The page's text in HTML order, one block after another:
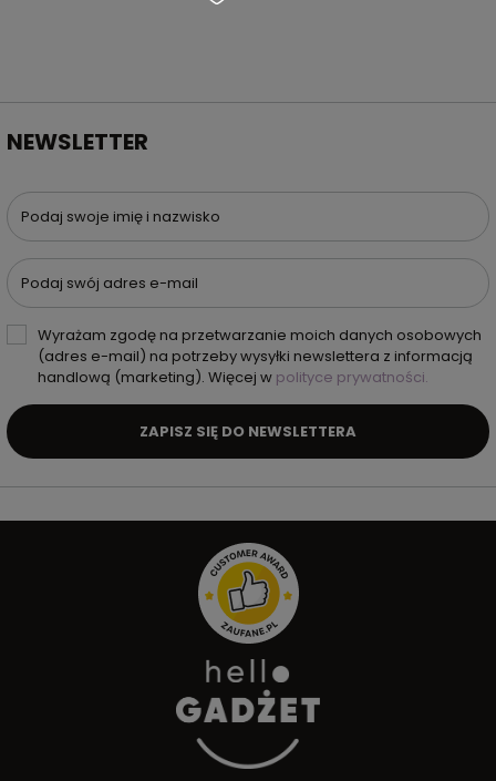
NEWSLETTER
Podaj swoje imię i nazwisko
Podaj swój adres e-mail
Wyrażam zgodę na przetwarzanie moich danych osobowych
(adres e-mail) na potrzeby wysyłki newslettera z informacją
handlową (marketing). Więcej w polityce prywatności.
ZAPISZ SIĘ DO NEWSLETTERA